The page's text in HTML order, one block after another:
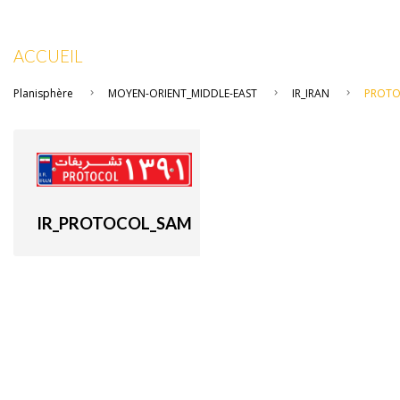
ACCUEIL
Planisphère MOYEN-ORIENT_MIDDLE-EAST IR_IRAN
IR_PROTOCOL_SAM